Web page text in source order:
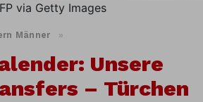
via Getty Images
Männer »
Unsere
– Türchen